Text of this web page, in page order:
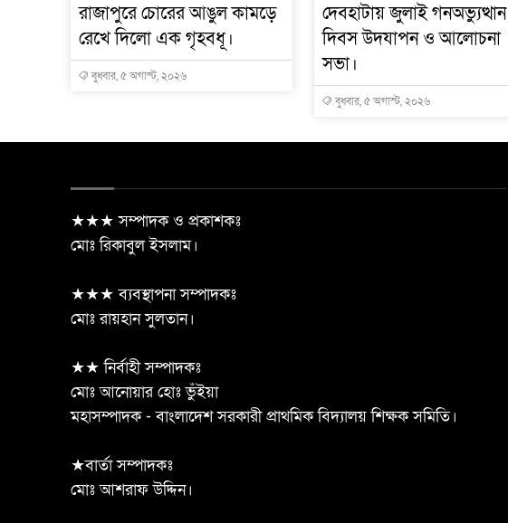
রাজাপুরে চোরের আঙুল কামড়ে
রেখে দিলো এক গৃহবধূ।
বুধবার, ৫ অগাস্ট, ২০২৬
দেবহাটায় জুলাই গনঅভ্যুত্থান
দিবস উদযাপন ও আলোচনা
সভা।
বুধবার, ৫ অগাস্ট, ২০২৬
★★★ সম্পাদক ও প্রকাশকঃ
মোঃ রিকাবুল ইসলাম।
★★★ ব্যবস্থাপনা সম্পাদকঃ
মোঃ রায়হান সুলতান।
★★ নির্বাহী সম্পাদকঃ
মোঃ আনোয়ার হোঃ ভুঁইয়া
মহাসম্পাদক - বাংলাদেশ সরকারী প্রাথমিক বিদ্যালয় শিক্ষক সমিতি।
★বার্তা সম্পাদকঃ
মোঃ আশরাফ উদ্দিন।